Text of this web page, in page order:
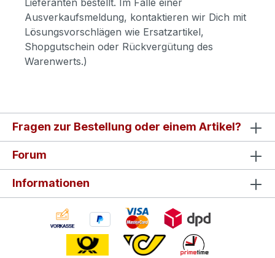
Lieferanten bestellt. Im Falle einer
Ausverkaufsmeldung, kontaktieren wir Dich mit
Lösungsvorschlägen wie Ersatzartikel,
Shopgutschein oder Rückvergütung des
Warenwerts.)
Fragen zur Bestellung oder einem Artikel?
Forum
Informationen